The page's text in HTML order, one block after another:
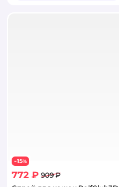
−15%
772 ₽ 909 ₽